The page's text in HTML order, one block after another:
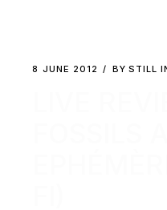
8 JUNE 2012 BY STILL